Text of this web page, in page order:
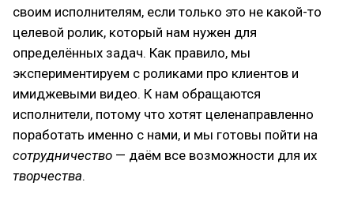
своим исполнителям, если только это не какой-то
целевой ролик, который нам нужен для
определённых задач. Как правило, мы
экспериментируем с роликами про клиентов и
имиджевыми видео. К нам обращаются
исполнители, потому что хотят целенаправленно
поработать именно с нами, и мы готовы пойти на
сотрудничество — даём все возможности для их
творчества.